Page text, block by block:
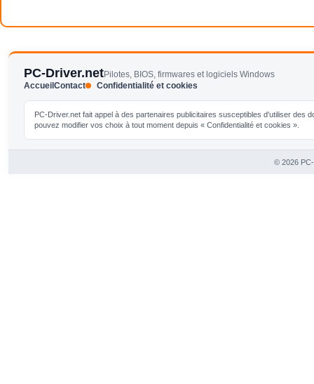
PC-Driver.netPilotes, BIOS, firmwares et logiciels Windows
Accueil Contact Confidentialité et cookies
PC-Driver.net fait appel à des partenaires publicitaires susceptibles d'utiliser
pouvez modifier vos choix à tout moment depuis « Confidentialité et cookies ».
© 2026